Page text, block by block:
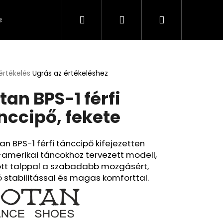
és fizetés Kapcsolat A személyes adatok
KeresésBejelentkezés
Kosár
Ugrás az értékeléshez
BPS-1 férfi
fekete
BPS-1 férfi tánccipő kifejezetten
táncokhoz tervezett modell,
talppal a szabadabb mozgásért,
stabilitással és magas komforttal.